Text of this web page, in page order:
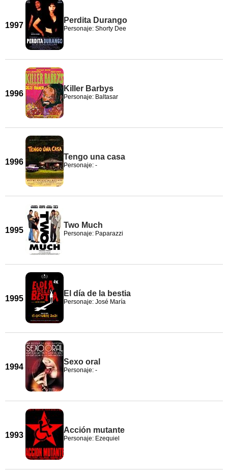
1997
Perdita Durango
Personaje: Shorty Dee
1996
Killer Barbys
Personaje: Baltasar
1996
Tengo una casa
Personaje: -
1995
Two Much
Personaje: Paparazzi
1995
El día de la bestia
Personaje: José María
1994
Sexo oral
Personaje: -
1993
Acción mutante
Personaje: Ezequiel